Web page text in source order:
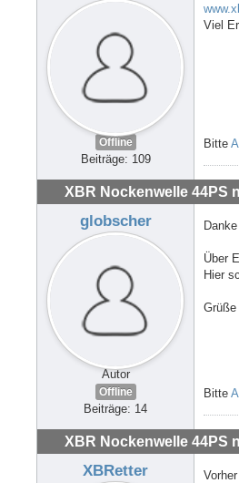
Offline
Beiträge: 109
Viel
Bitte
XBR Nockenwelle 44PS
globscher
Autor
Offline
Beiträge: 14
Über
Hier
Grüße
Bitte
XBR Nockenwelle 44PS
XBRetter